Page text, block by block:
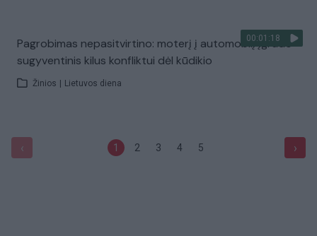
00:01:18
Pagrobimas nepasitvirtino: moterį į automobilį įgrūdo
sugyventinis kilus konfliktui dėl kūdikio
Žinios Lietuvos diena
‹ 1 2 3 4 5 ›